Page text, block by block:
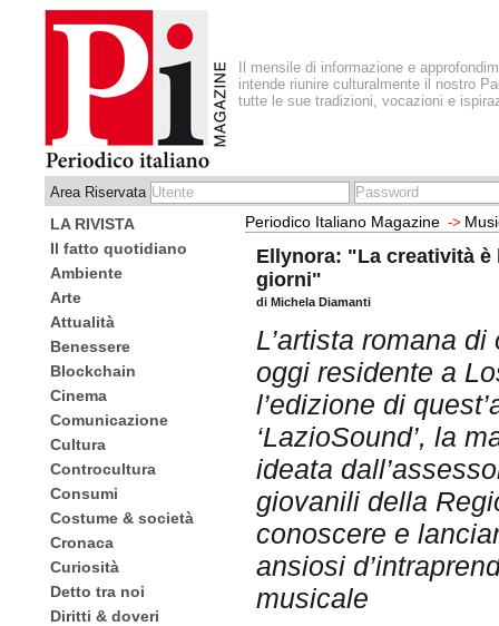
Il mensile di informazione e
intende riunire culturalmente il nostro
tutte le sue tradizioni, vocazioni e
Area Riservata
LA RIVISTA
Il fatto quotidiano
Ambiente
Arte
Attualità
Benessere
Blockchain
Cinema
Comunicazione
Cultura
Controcultura
Consumi
Costume & società
Cronaca
Curiosità
Detto tra noi
Diritti & doveri
Periodico Italiano Magazine ->
Ellynora: "La creatività
giorni"
di Michela Diamanti
L’artista romana
oggi residente a
l’edizione di
‘LazioSound’, la
ideata
giovanili della
conoscere e
ansiosi
musicale